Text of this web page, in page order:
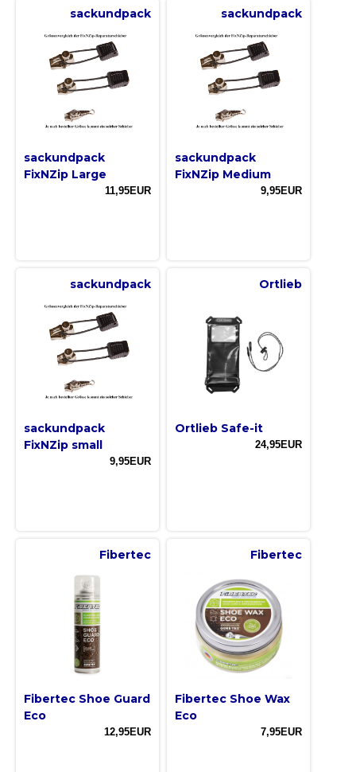
sackundpack
sackundpack
FixNZip Large
11,95EUR
sackundpack
sackundpack
FixNZip Medium
9,95EUR
sackundpack
sackundpack
FixNZip small
9,95EUR
Ortlieb
Ortlieb Safe-it
24,95EUR
Fibertec
Fibertec Shoe Guard
Eco
12,95EUR
Fibertec
Fibertec Shoe Wax
Eco
7,95EUR